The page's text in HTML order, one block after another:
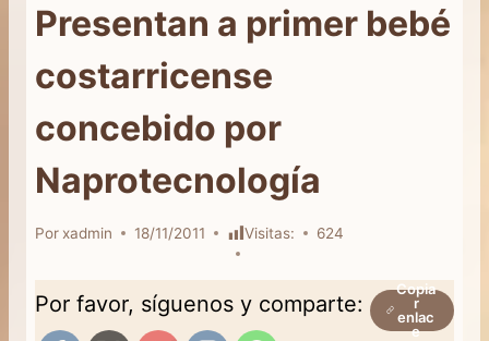
Presentan a primer bebé
costarricense
concebido por
Naprotecnología
Por xadmin 18/11/2011 Visitas: 624
Por favor, síguenos y comparte:
Copia
r
enlac
e